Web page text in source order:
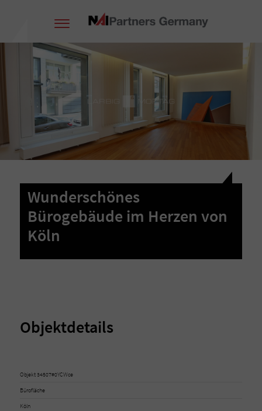
Wunderschönes
Bürogebäude im Herzen von
Köln
Objektdetails
Objekt 34507#0YCWce
Bürofläche
Köln